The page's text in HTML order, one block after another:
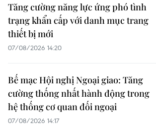
Tăng cường năng lực ứng phó tình
trạng khẩn cấp với danh mục trang
thiết bị mới
07/08/2026 14:20
Bế mạc Hội nghị Ngoại giao: Tăng
cường thống nhất hành động trong
hệ thống cơ quan đối ngoại
07/08/2026 14:17